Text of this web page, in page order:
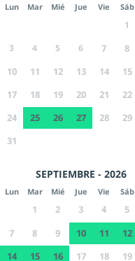
Lun Mar Mié Jue Vie Sáb
1
3
4 5 6 7 8
10
11 12 13 14 15
17
18 19 20 21 22
24
25 26 27 28 29
31
SEPTIEMBRE - 2026
Lun Mar Mié Jue Vie Sáb
1 2 3 4 5
7
8 9 10 11 12
14
15 16 17 18 19